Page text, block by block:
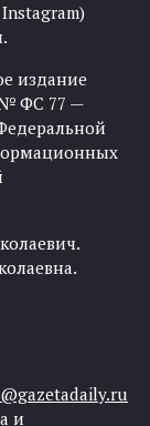
издание
№ ФС 77 —
и